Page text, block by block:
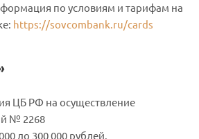
по условиям и тарифам на
https://sovcombank.ru/cards
ЦБ РФ на осуществление
№ 2268
до 300 000 рублей.